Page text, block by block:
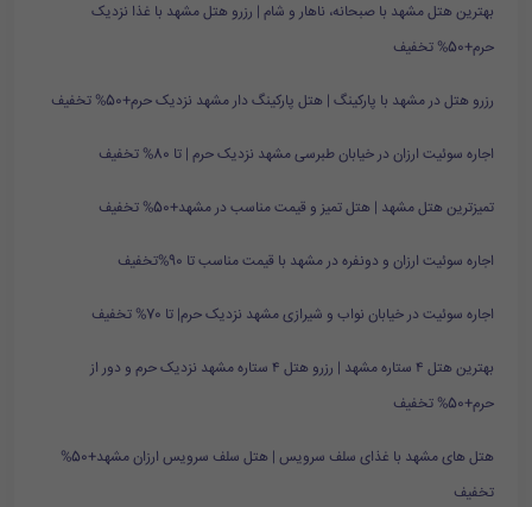
بهترین هتل مشهد با صبحانه، ناهار و شام | رزرو هتل مشهد با غذا نزدیک
حرم+50% تخفیف
رزرو هتل در مشهد با پارکینگ | هتل پارکینگ دار مشهد نزدیک حرم+50% تخفیف
اجاره سوئیت ارزان در خیابان طبرسی مشهد نزدیک حرم | تا 80% تخفیف
تمیزترین هتل مشهد | هتل تمیز و قیمت مناسب در مشهد+50% تخفیف
اجاره سوئیت ارزان و دونفره در مشهد با قیمت مناسب تا 90%تخفیف
اجاره سوئیت در خیابان نواب و شیرازی مشهد نزدیک حرم| تا 70% تخفیف
بهترین هتل ۴ ستاره مشهد | رزرو هتل ۴ ستاره مشهد نزدیک حرم و دور از
حرم+50% تخفیف
هتل های مشهد با غذای سلف سرویس | هتل سلف سرویس ارزان مشهد+50%
تخفیف